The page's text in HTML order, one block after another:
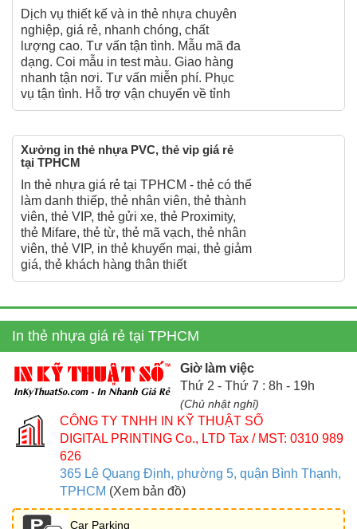
Dịch vụ thiết kế và in thẻ nhựa chuyên
nghiệp, giá rẻ, nhanh chóng, chất
lượng cao. Tư vấn tận tình. Mẫu mã đa
dạng. Coi mẫu in test màu. Giao hàng
nhanh tận nơi. Tư vấn miễn phí. Phục
vụ tận tình. Hỗ trợ vận chuyển về tỉnh
Xưởng in thẻ nhựa PVC, thẻ vip giá rẻ
tại TPHCM
In thẻ nhựa giá rẻ tại TPHCM - thẻ có thể
làm danh thiếp, thẻ nhân viên, thẻ thành
viên, thẻ VIP, thẻ gửi xe, thẻ Proximity,
thẻ Mifare, thẻ từ, thẻ mã vạch, thẻ nhân
viên, thẻ VIP, in thẻ khuyến mại, thẻ giảm
giá, thẻ khách hàng thân thiết
In thẻ nhựa giá rẻ tại TPHCM
Giờ làm việc
Thứ 2 - Thứ 7 : 8h - 19h
(Chủ nhật nghỉ)
CÔNG TY TNHH IN KỸ THUẬT SỐ
DIGITAL PRINTING Co., LTD Tax / MST: 0310 989
626
365 Lê Quang Định, phường 5, quận Bình Thạnh,
TPHCM (Xem bản đồ)
Car Parking